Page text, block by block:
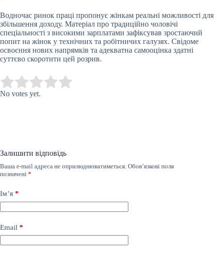
Водночас ринок праці пропонує жінкам реальні можливості для
збільшення доходу. Матеріал про традиційно чоловічі
спеціальності з високими зарплатами зафіксував зростаючий
попит на жінок у технічних та робітничих галузях. Свідоме
освоєння нових напрямків та адекватна самооцінка здатні
суттєво скоротити цей розрив.
Rate this item:
No votes yet.
Залишити відповідь
Ваша e-mail адреса не оприлюднюватиметься. Обов’язкові поля
позначені *
Ім’я *
Email *